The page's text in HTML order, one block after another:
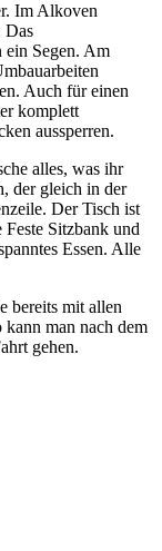
Im Alkoven
Das
ein Segen. Am
Auch für einen
komplett
aussperren.
alles, was ihr
der gleich in der
Der Tisch ist
Sitzbank und
Essen. Alle
bereits mit allen
man nach dem
gehen.